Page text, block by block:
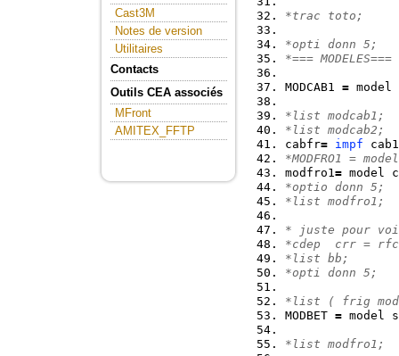
Cast3M
Notes de version
Utilitaires
Contacts
Outils CEA associés
MFront
AMITEX_FFTP
*trac toto;
*opti donn 5;
*=== MODELES===
MODCAB1 =
*list modcab1;
*list modcab2;
cabfr= impf cab1
*MODFRO1 =
modfro1= model
*optio donn 5;
*list modfro1;
* juste pour
*cdep  crr =
*list bb;
*opti donn 5;
*list ( frig
MODBET = model
*list modfro1;